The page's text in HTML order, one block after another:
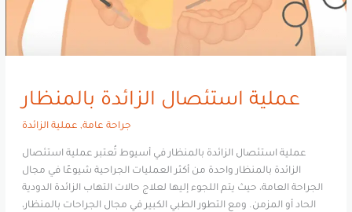
عملية استئصال الزائدة بالمنظار
جراحة عامة, عملية الزائدة
عملية استئصال الزائدة بالمنظار في أسيوط تُعتبر عملية استئصال
الزائدة بالمنظار واحدة من أكثر العمليات الجراحية شيوعًا في مجال
الجراحة العامة، حيث يتم اللجوء إليها لعلاج حالات التهاب الزائدة الدودية
الحاد أو المزمن. ومع التطور الطبي الكبير في مجال الجراحات بالمنظار،